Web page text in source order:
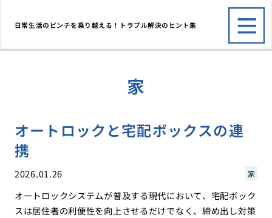
日常生活のピンチを乗り越える！トラブル解決のヒント集
家
オートロックと宅配ボックスの連
携
2026.01.26 家
オートロックシステムが普及する現代において、宅配ボック
スは居住者の利便性を向上させるだけでなく、締め出し対策